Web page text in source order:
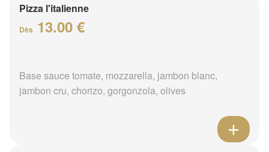
Pizza l'italienne
Dès 13.00 €
Base sauce tomate, mozzarella, jambon blanc,
jambon cru, chorizo, gorgonzola, olives